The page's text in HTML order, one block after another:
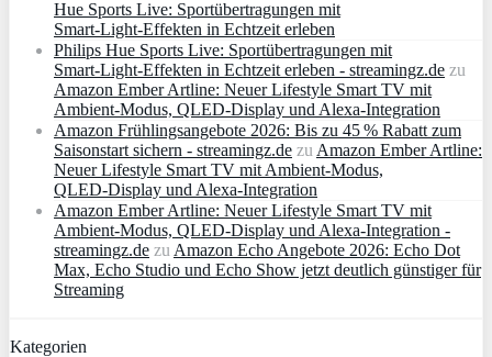
Hue Sports Live: Sportübertragungen mit
Smart‑Light‑Effekten in Echtzeit erleben
Philips Hue Sports Live: Sportübertragungen mit
Smart‑Light‑Effekten in Echtzeit erleben - streamingz.de zu
Amazon Ember Artline: Neuer Lifestyle Smart TV mit
Ambient‑Modus, QLED‑Display und Alexa‑Integration
Amazon Frühlingsangebote 2026: Bis zu 45 % Rabatt zum
Saisonstart sichern - streamingz.de zu Amazon Ember Artline:
Neuer Lifestyle Smart TV mit Ambient‑Modus,
QLED‑Display und Alexa‑Integration
Amazon Ember Artline: Neuer Lifestyle Smart TV mit
Ambient‑Modus, QLED‑Display und Alexa‑Integration -
streamingz.de zu Amazon Echo Angebote 2026: Echo Dot
Max, Echo Studio und Echo Show jetzt deutlich günstiger für
Streaming
Kategorien